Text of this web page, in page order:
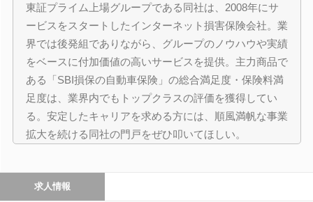
東証プライム上場グループである同社は、2008年にサ
ービスをスタートしたインターネット損害保険会社。業
界では後発組でありながら、グループのノウハウや実績
をベースに付加価値の高いサービスを提供。主力商品で
ある「SBI損保の自動車保険」の総合満足度・保険料満
足度は、業界内でもトップクラスの評価を獲得してい
る。安定したキャリアを求める方には、順風満帆な事業
拡大を続ける同社の門戸をぜひ叩いてほしい。
求人情報